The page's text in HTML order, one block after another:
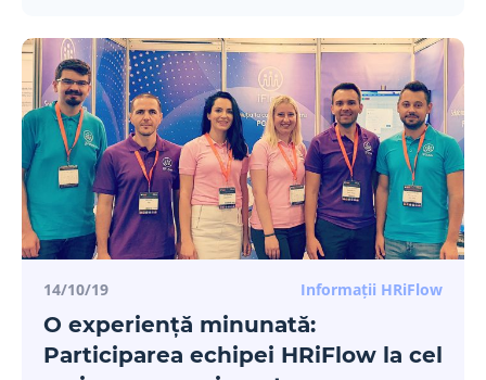
14/10/19 Informații HRiFlow
O experiență minunată:
Participarea echipei HRiFlow la cel